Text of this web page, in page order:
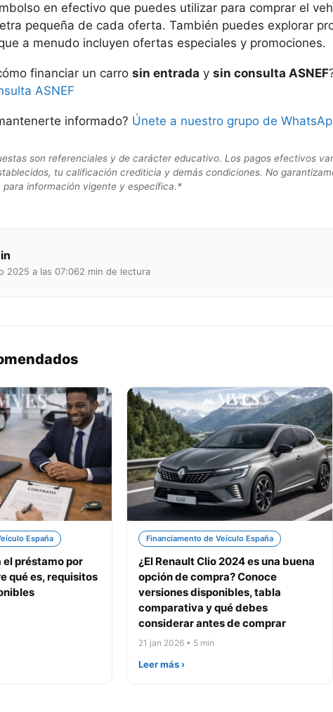
en efectivo que puedes utilizar para comprar el
pequeña de cada oferta. También puedes explorar
a menudo incluyen ofertas especiales y promociones.
financiar un carro sin entrada y sin consulta ASNEF
ASNEF
informado? Únete a nuestro grupo de
son referenciales y de carácter educativo. Los pagos efectivos
tu calificación crediticia y demás condiciones. No
información vigente y específica.*
2025 a las 07:062 min de lectura
España
el préstamo por
qué es, requisitos
Financiamento de Veículo España
¿El Renault Clio 2024 es una buena
opción de compra? Conoce
versiones disponibles, tabla
comparativa y qué debes
considerar antes de comprar
21 jan 2026 • 5 min
Leer más ›